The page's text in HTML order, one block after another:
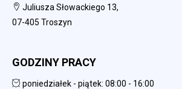
Juliusza Słowackiego 13,
07-405 Troszyn
GODZINY PRACY
poniedziałek - piątek: 08:00 - 16:00